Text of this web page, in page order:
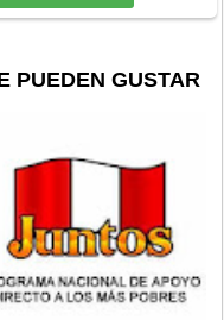
PUEDEN GUSTAR